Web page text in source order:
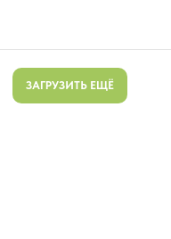
ЗАГРУЗИТЬ ЕЩЁ